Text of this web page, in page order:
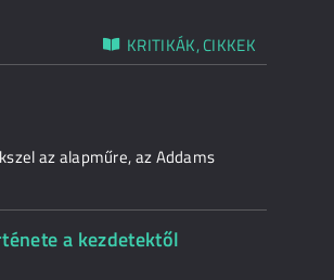
KRITIKÁK, CIKKEK
az alapműre, az Addams
a kezdetektől